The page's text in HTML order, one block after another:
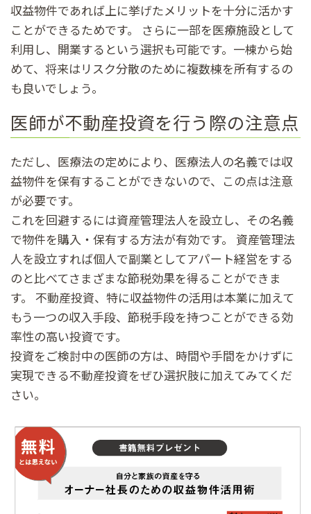
収益物件であれば上に挙げたメリットを十分に活かす
ことができるためです。 さらに一部を医療施設として
利用し、開業するという選択も可能です。一棟から始
めて、将来はリスク分散のために複数棟を所有するの
も良いでしょう。
医師が不動産投資を行う際の注意点
ただし、医療法の定めにより、医療法人の名義では収
益物件を保有することができないので、この点は注意
が必要です。
これを回避するには資産管理法人を設立し、その名義
で物件を購入・保有する方法が有効です。 資産管理法
人を設立すれば個人で副業としてアパート経営をする
のと比べてさまざまな節税効果を得ることができま
す。 不動産投資、特に収益物件の活用は本業に加えて
もう一つの収入手段、節税手段を持つことができる効
率性の高い投資です。
投資をご検討中の医師の方は、時間や手間をかけずに
実現できる不動産投資をぜひ選択肢に加えてみてくだ
さい。